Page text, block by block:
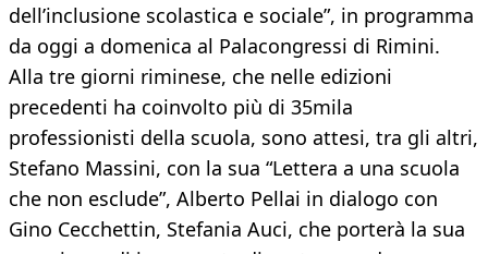
dell’inclusione scolastica e sociale”, in programma
da oggi a domenica al Palacongressi di Rimini.
Alla tre giorni riminese, che nelle edizioni
precedenti ha coinvolto più di 35mila
professionisti della scuola, sono attesi, tra gli altri,
Stefano Massini, con la sua “Lettera a una scuola
che non esclude”, Alberto Pellai in dialogo con
Gino Cecchettin, Stefania Auci, che porterà la sua